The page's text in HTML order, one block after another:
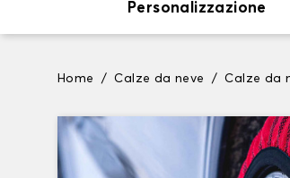
Personalizzazione
Home Calze da neve Calze da